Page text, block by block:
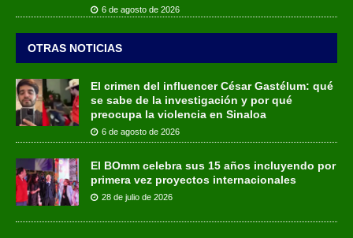
6 de agosto de 2026
OTRAS NOTICIAS
El crimen del influencer César Gastélum: qué
se sabe de la investigación y por qué
preocupa la violencia en Sinaloa
6 de agosto de 2026
El BOmm celebra sus 15 años incluyendo por
primera vez proyectos internacionales
28 de julio de 2026